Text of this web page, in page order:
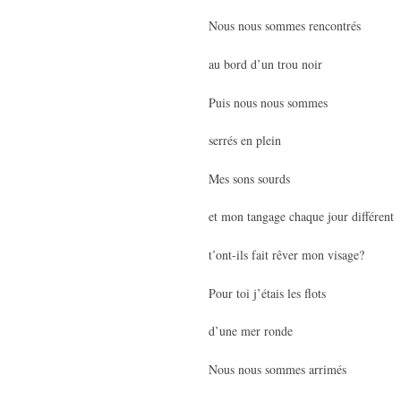
Nous nous sommes rencontrés
au bord d’un trou noir
Puis nous nous sommes
serrés en plein
Mes sons sourds
et mon tangage chaque jour différent
t’ont-ils fait rêver mon visage?
Pour toi j’étais les flots
d’une mer ronde
Nous nous sommes arrimés